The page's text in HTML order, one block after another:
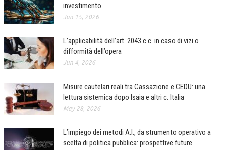
investimento
Jun 15, 2026
L’applicabilità dell’art. 2043 c.c. in caso di vizi o
difformità dell’opera
Jun 4, 2026
Misure cautelari reali tra Cassazione e CEDU: una
lettura sistemica dopo Isaia e altri c. Italia
May 28, 2026
L’impiego dei metodi A.I., da strumento operativo a
scelta di politica pubblica: prospettive future